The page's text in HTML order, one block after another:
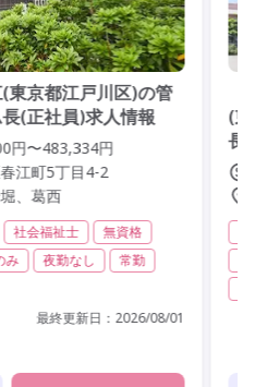
東京都江戸川区)の管
(正社員)求人情報
円〜483,334円
江町5丁目4-2
、葛西
社会福祉士
無資格
み 夜勤なし
常勤
最終更新日： 2026/08/01
(
長